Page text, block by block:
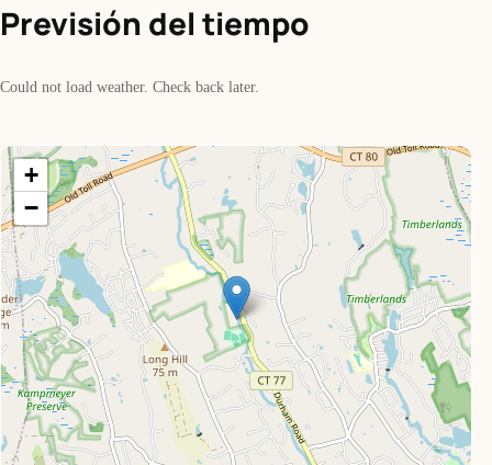
Previsión del tiempo
Could not load weather. Check back later.
+
−